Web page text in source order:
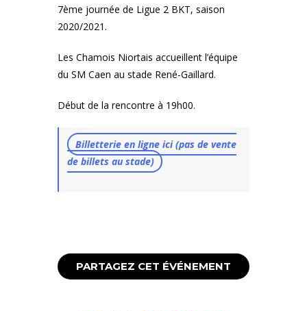
7ème journée de Ligue 2 BKT, saison
2020/2021.
Les Chamois Niortais accueillent l’équipe
du SM Caen au stade René-Gaillard.
Début de la rencontre à 19h00.
Billetterie en ligne ici (pas de vente
de billets au stade)
PARTAGEZ CET ÉVÉNEMENT